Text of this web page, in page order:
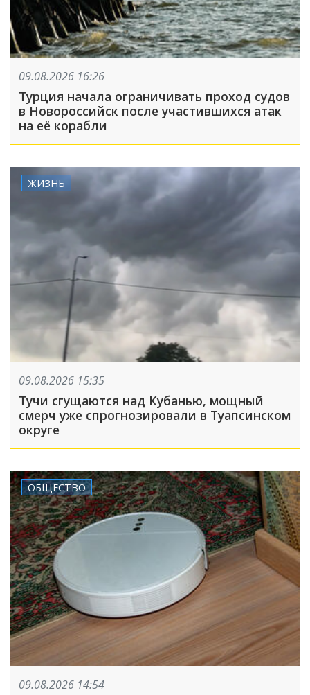
09.08.2026 16:26
Турция начала ограничивать проход судов
в Новороссийск после участившихся атак
на её корабли
ЖИЗНЬ
09.08.2026 15:35
Тучи сгущаются над Кубанью, мощный
смерч уже спрогнозировали в Туапсинском
округе
ОБЩЕСТВО
09.08.2026 14:54